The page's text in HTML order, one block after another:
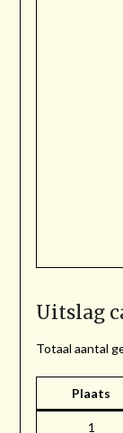
Uitslag
Totaal aantal
Plaats
1